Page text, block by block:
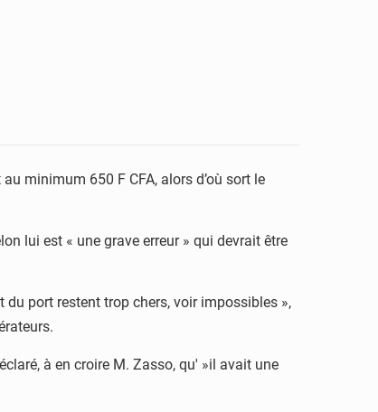
minimum 650 F CFA, alors d’où sort le
lui est « une grave erreur » qui devrait être
port restent trop chers, voir impossibles »,
à en croire M. Zasso, qu' »il avait une